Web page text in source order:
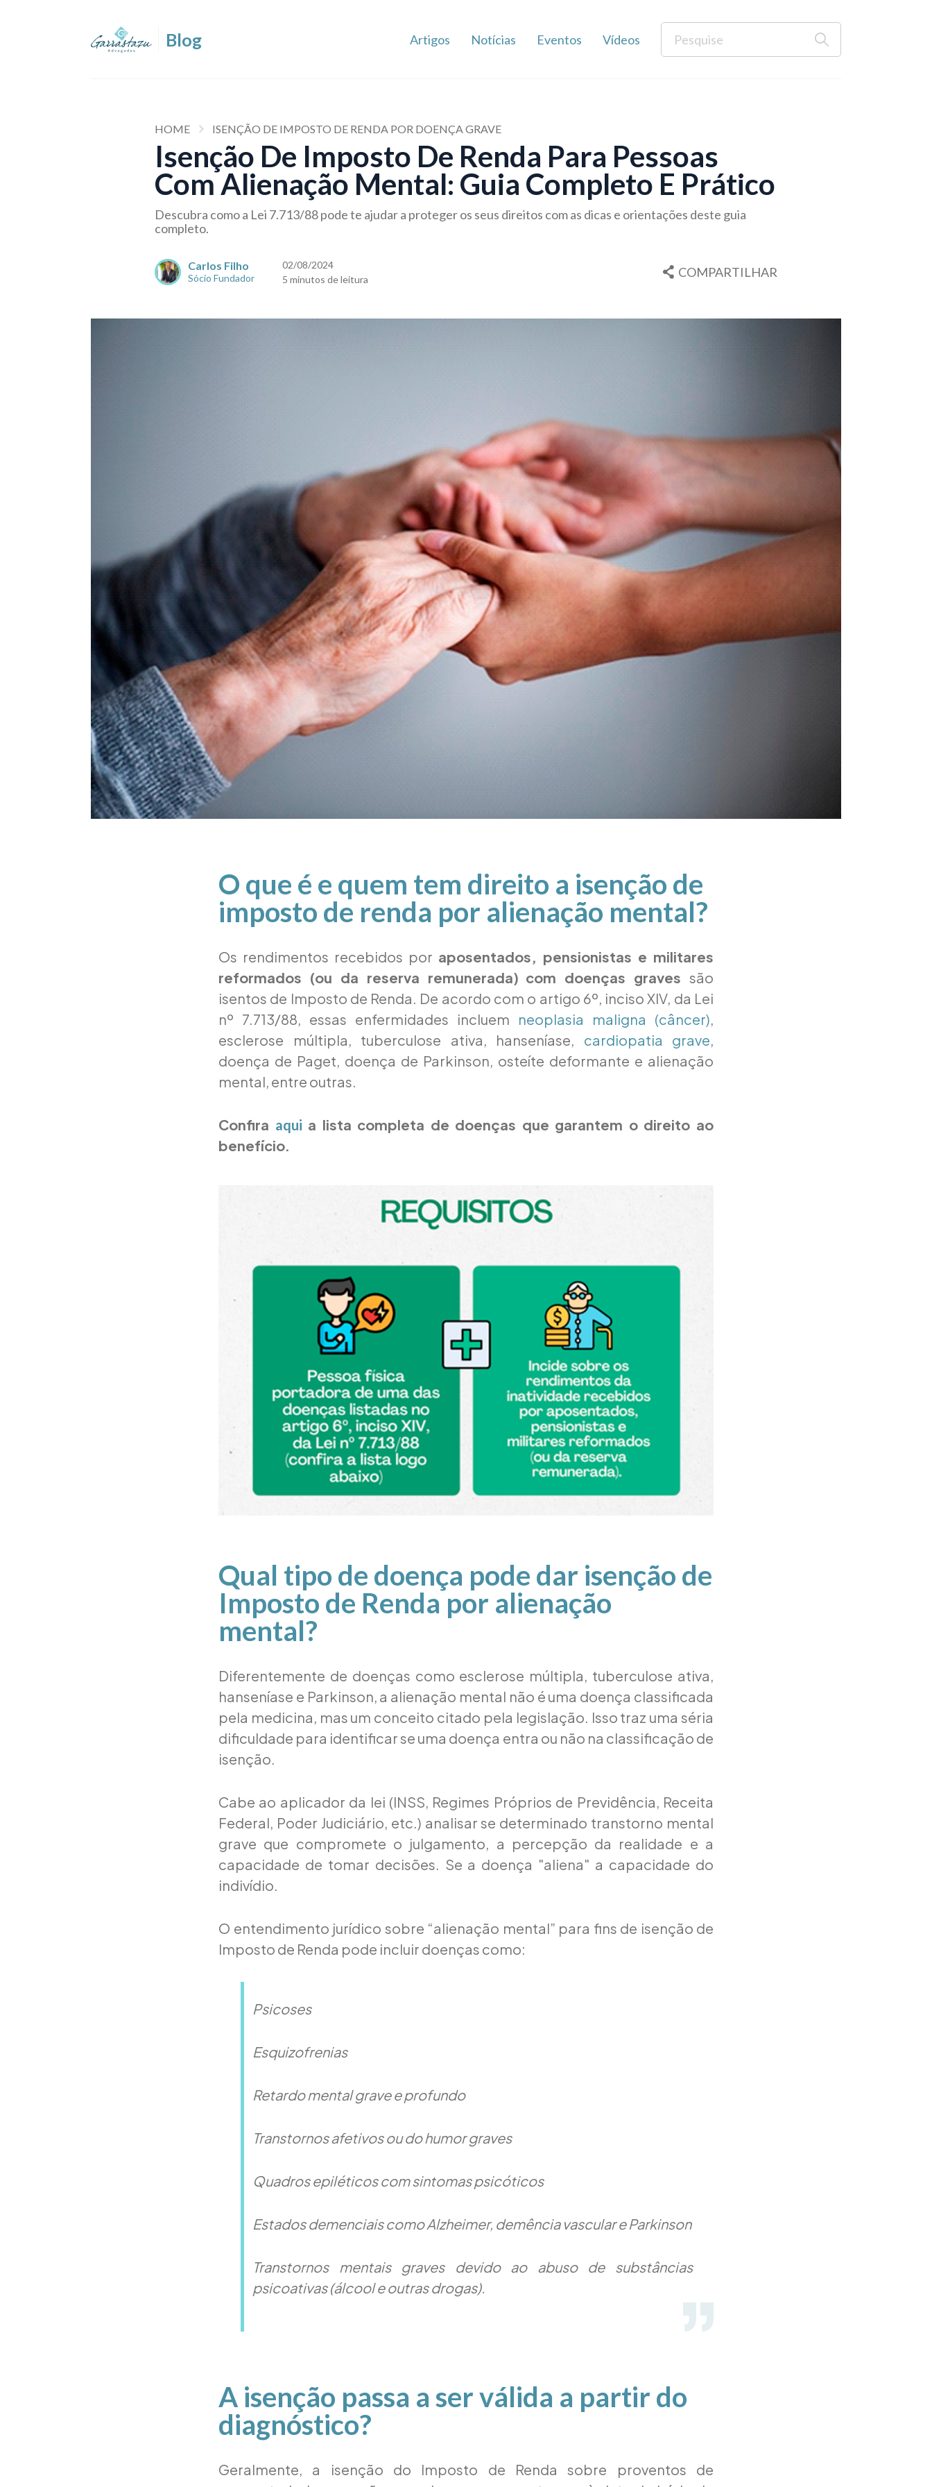
Artigos Notícias Eventos Vídeos
HOME ISENÇÃO DE IMPOSTO DE RENDA POR DOENÇA GRAVE
Isenção De Imposto De Renda Para Pessoas
Com Alienação Mental: Guia Completo E Prático
Descubra como a Lei 7.713/88 pode te ajudar a proteger os seus direitos com as dicas e orientações deste guia
completo.
Carlos Filho
Sócio Fundador
02/08/2024
5 minutos de leitura
COMPARTILHAR
O que é e quem tem direito a isenção de
imposto de renda por alienação mental?
Os rendimentos recebidos por aposentados, pensionistas e militares
reformados (ou da reserva remunerada) com doenças graves são
isentos de Imposto de Renda. De acordo com o artigo 6º, inciso XIV, da Lei
nº 7.713/88, essas enfermidades incluem neoplasia maligna (câncer),
esclerose múltipla, tuberculose ativa, hanseníase, cardiopatia grave,
doença de Paget, doença de Parkinson, osteíte deformante e alienação
mental, entre outras.
Confira aqui a lista completa de doenças que garantem o direito ao
benefício.
Qual tipo de doença pode dar isenção de
Imposto de Renda por alienação
mental?
Diferentemente de doenças como esclerose múltipla, tuberculose ativa,
hanseníase e Parkinson, a alienação mental não é uma doença classificada
pela medicina, mas um conceito citado pela legislação. Isso traz uma séria
dificuldade para identificar se uma doença entra ou não na classificação de
isenção.
Cabe ao aplicador da lei (INSS, Regimes Próprios de Previdência, Receita
Federal, Poder Judiciário, etc.) analisar se determinado transtorno mental
grave que compromete o julgamento, a percepção da realidade e a
capacidade de tomar decisões. Se a doença "aliena" a capacidade do
indivídio.
O entendimento jurídico sobre “alienação mental” para fins de isenção de
Imposto de Renda pode incluir doenças como:
Psicoses
Esquizofrenias
Retardo mental grave e profundo
Transtornos afetivos ou do humor graves
Quadros epiléticos com sintomas psicóticos
Estados demenciais como Alzheimer, demência vascular e Parkinson
Transtornos mentais graves devido ao abuso de substâncias
psicoativas (álcool e outras drogas).
A isenção passa a ser válida a partir do
diagnóstico?
Geralmente, a isenção do Imposto de Renda sobre proventos de